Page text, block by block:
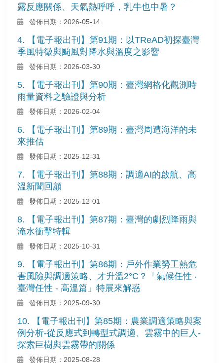
露反應關係、天氣熱呼呼，乳牛也中暑？
發佈日期：2026-05-14
4. 【電子報出刊】第91期：以TReAD初探臺灣
季風特徵與颱風對降水與溫度之影響
發佈日期：2026-03-30
5. 【電子報出刊】第90期：臺灣網格化觀測時
雨量資料之驗證與分析
發佈日期：2026-02-04
6. 【電子報出刊】第89期：臺灣周遭海洋的未
來推估
發佈日期：2025-12-31
7. 【電子報出刊】第88期：調適AI的啟航、高
溫新聞回顧
發佈日期：2025-12-01
8. 【電子報出刊】第87期：臺灣的劇烈降雨與
淹水衝擊特輯
發佈日期：2025-10-31
9. 【電子報出刊】第86期：戶外作業勞工熱危
害風險與調適策略、才升溫2°C？「氣候任性 ‧
臺灣任性 - 高溫篇」特展來解惑
發佈日期：2025-09-30
10. 【電子報出刊】第85期：農業調適策略與案
例分析-從反應式到轉型式調適、雲霧中的巨人-
探索巨樹與雲霧帶的關係
發佈日期：2025-08-28